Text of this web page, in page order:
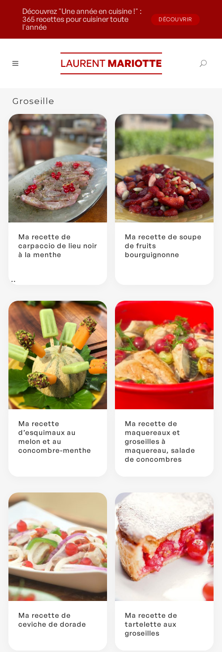
Découvrez "Une année en cuisine !" :
365 recettes pour cuisiner toute
l'année
DÉCOUVRIR
Groseille
Ma recette de
carpaccio de lieu noir
à la menthe
...
Ma recette de soupe
de fruits
bourguignonne
Ma recette
d’esquimaux au
melon et au
concombre-menthe
Ma recette de
maquereaux et
groseilles à
maquereau, salade
de concombres
Ma recette de
ceviche de dorade
Ma recette de
tartelette aux
groseilles